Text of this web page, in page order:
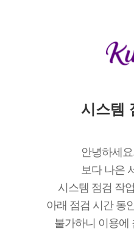
시스템
안녕하세
보다 나은
시스템 점검 작
아래 점검 시간 동
불가하니 이용에